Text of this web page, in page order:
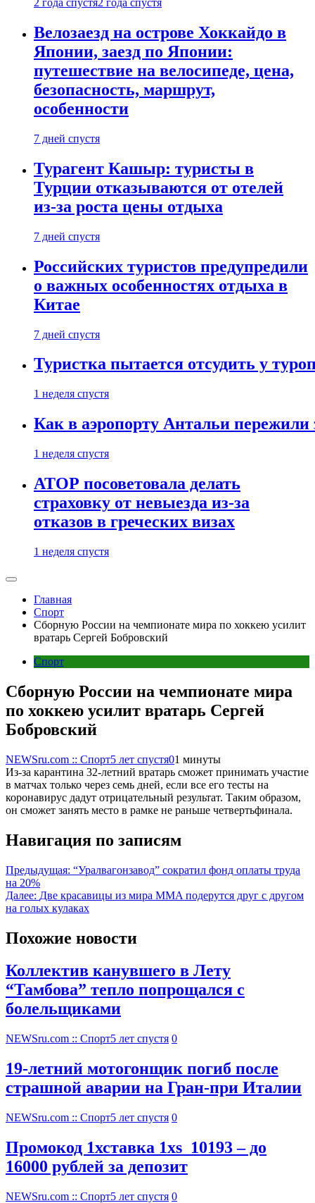
2 года спустя2 года спустя
Велозаезд на острове Хоккайдо в
Японии, заезд по Японии:
путешествие на велосипеде, цена,
безопасность, маршрут,
особенности
7 дней спустя
Турагент Кашыр: туристы в
Турции отказываются от отелей
из-за роста цены отдыха
7 дней спустя
Российских туристов предупредили
о важных особенностях отдыха в
Китае
7 дней спустя
Туристка пытается отсудить у
1 неделя спустя
Как в аэропорту Антальи
1 неделя спустя
АТОР посоветовала делать
страховку от невыезда из-за
отказов в греческих визах
1 неделя спустя
Главная
Спорт
Сборную России на чемпионате мира по хоккею усилит
вратарь Сергей Бобровский
Спорт
Сборную России на чемпионате мира
по хоккею усилит вратарь Сергей
Бобровский
NEWSru.com :: Спорт5 лет спустя01 минуты
Из-за карантина 32-летний вратарь сможет принимать участие
в матчах только через семь дней, если все его тесты на
коронавирус дадут отрицательный результат. Таким образом,
он сможет занять место в рамке не раньше четвертьфинала.
Навигация по записям
Предыдущая: “Уралвагонзавод” сократил фонд оплаты труда
на 20%
Далее: Две красавицы из мира MMA подерутся друг с другом
на голых кулаках
Похожие новости
Коллектив канувшего в Лету
“Тамбова” тепло попрощался с
болельщиками
NEWSru.com :: Спорт5 лет спустя 0
19-летний мотогонщик погиб после
страшной аварии на Гран-при Италии
NEWSru.com :: Спорт5 лет спустя 0
Промокод 1хставка 1xs_10193 – до
16000 рублей за депозит
NEWSru.com :: Спорт5 лет спустя 0